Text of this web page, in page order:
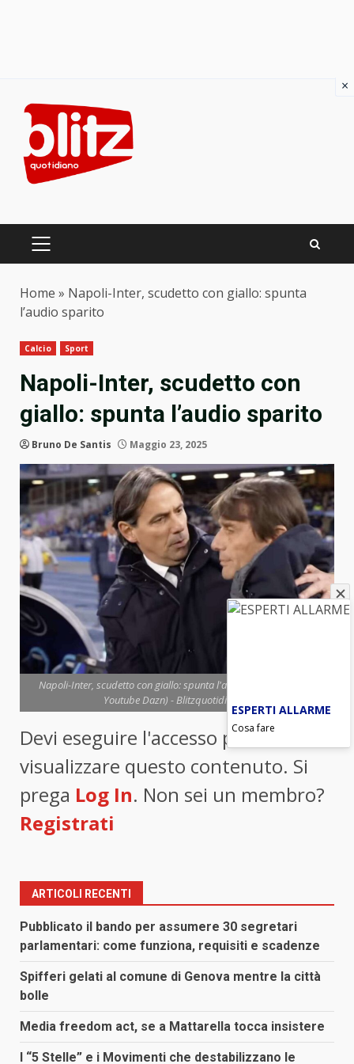
content
PRIMARY
Home » Napoli-Inter, scudetto con giallo: spunta
l’audio sparito
Calcio Sport
Napoli-Inter, scudetto con
giallo: spunta l’audio sparito
Bruno De Santis Maggio 23, 2025
Napoli-Inter, scudetto con giallo: spunta l'audio sparito (Screen
Youtube Dazn) - Blitzquotidiano.it
Devi eseguire l'accesso per
visualizzare questo contenuto. Si
prega Log In. Non sei un membro?
Registrati
ARTICOLI RECENTI
Pubblicato il bando per assumere 30 segretari
parlamentari: come funziona, requisiti e scadenze
Spifferi gelati al comune di Genova mentre la città
bolle
Media freedom act, se a Mattarella tocca insistere
I “5 Stelle” e i Movimenti che destabilizzano le
×
ESPERTI ALLARME
Cosa fare